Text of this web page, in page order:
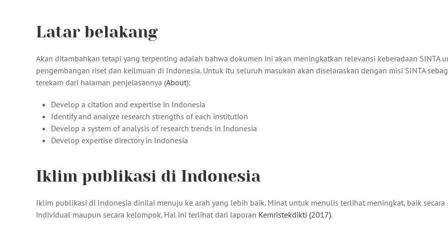
Latar belakang
Akan ditambahkan tetapi yang terpenting adalah bahwa dokumen ini akan meningkatkan relevansi keberadaan SINTA
pengembangan riset dan keilmuan di Indonesia. Untuk itu seluruh masukan akan diselaraskan dengan misi SINTA
terekam dari halaman penjelasannya (About):
Develop a citation and expertise in Indonesia
Identify and analyze research strengths of each institution
Develop a system of analysis of research trends in Indonesia
Develop expertise directory in Indonesia
Iklim publikasi di Indonesia
Iklim publikasi di Indonesia dinilai menuju ke arah yang lebih baik. Minat untuk menulis terlihat meningkat, baik secara
individual maupun secara kelompok. Hal ini terlihat dari laporan Kemristekdikti (2017).